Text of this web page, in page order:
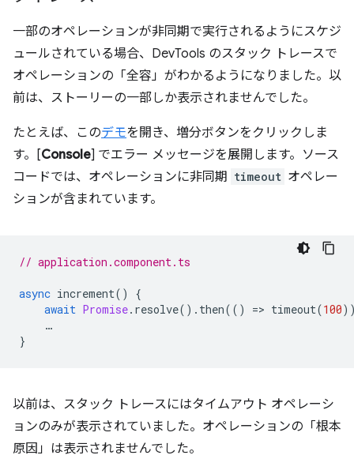
一部のオペレーションが非同期で実行されるようにスケジ
ュールされている場合、DevTools のスタック トレースで
オペレーションの「全容」がわかるようになりました。以
前は、ストーリーの一部しか表示されませんでした。
たとえば、このデモを開き、増分ボタンをクリックしま
す。[Console] でエラー メッセージを展開します。ソース
コードでは、オペレーションに非同期 timeout オペレー
ションが含まれています。
// application.component.ts
async increment()
{
await Promise. resolve(). then(() => timeout(100
…
}
以前は、スタック トレースにはタイムアウト オペレーシ
ョンのみが表示されていました。オペレーションの「根本
原因」は表示されませんでした。